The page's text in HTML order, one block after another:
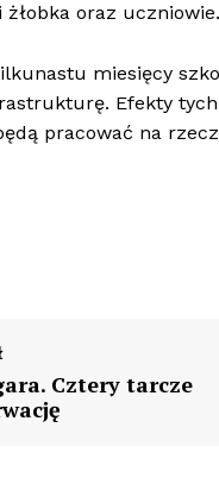
żłobka oraz uczniowie.
miesięcy
Efekty
pracować na
Cztery tarcze